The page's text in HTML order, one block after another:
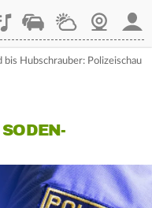
StaupilotWetterWebcam
bis Hubschrauber: Polizeischau